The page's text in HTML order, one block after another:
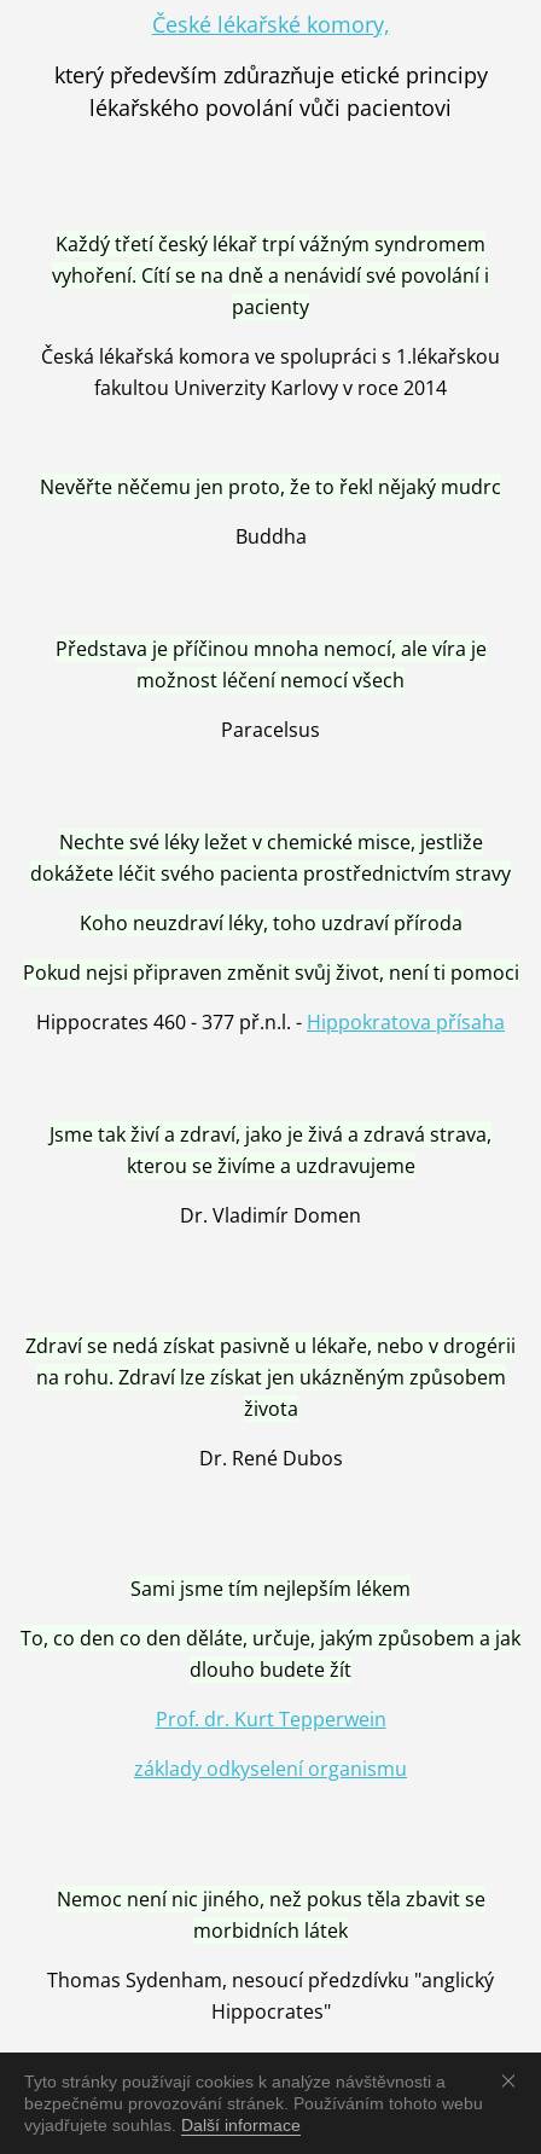
Tyto stránky používají cookies k analýze návštěvnosti a
bezpečnému provozování stránek. Používáním tohoto webu
vyjadřujete souhlas. Další informace
České lékařské komory,
který především zdůrazňuje etické principy
lékařského povolání vůči pacientovi
Každý třetí český lékař trpí vážným syndromem
vyhoření. Cítí se na dně a nenávidí své povolání i
pacienty
Česká lékařská komora ve spolupráci s 1.lékařskou
fakultou Univerzity Karlovy v roce 2014
Nevěřte něčemu jen proto, že to řekl nějaký mudrc
Buddha
Představa je příčinou mnoha nemocí, ale víra je
možnost léčení nemocí všech
Paracelsus
Nechte své léky ležet v chemické misce, jestliže
dokážete léčit svého pacienta prostřednictvím stravy
Koho neuzdraví léky, toho uzdraví příroda
Pokud nejsi připraven změnit svůj život, není ti pomoci
Hippocrates 460 - 377 př.n.l. - Hippokratova přísaha
Jsme tak živí a zdraví, jako je živá a zdravá strava,
kterou se živíme a uzdravujeme
Dr. Vladimír Domen
Zdraví se nedá získat pasivně u lékaře, nebo v drogérii
na rohu. Zdraví lze získat jen ukázněným způsobem
života
Dr. René Dubos
Sami jsme tím nejlepším lékem
To, co den co den děláte, určuje, jakým způsobem a jak
dlouho budete žít
Prof. dr. Kurt Tepperwein
základy odkyselení organismu
Nemoc není nic jiného, než pokus těla zbavit se
morbidních látek
Thomas Sydenham, nesoucí předzdívku "anglický
Hippocrates"
Nemoc je vyléčena jen pomocí Přírody, neutralizací a